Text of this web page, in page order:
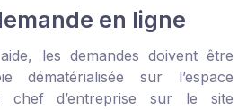
en ligne
les demandes doivent être
dématérialisée sur l’espace
d’entreprise sur le site